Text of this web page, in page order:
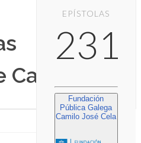
EPÍSTOLAS
231
Fundación
Pública Galega
Camilo José Cela